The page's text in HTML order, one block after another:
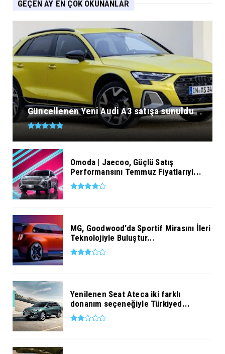
GEÇEN AY EN ÇOK OKUNANLAR
Güncellenen Yeni Audi A3 satışa sunuldu
Omoda | Jaecoo, Güçlü Satış
Performansını Temmuz Fiyatlarıyl...
MG, Goodwood’da Sportif Mirasını İleri
Teknolojiyle Buluştur...
Yenilenen Seat Ateca iki farklı
donanım seçeneğiyle Türkiyed...